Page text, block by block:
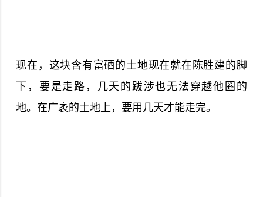
现在，这块含有富硒的土地现在就在陈胜建的脚
下，要是走路，几天的跋涉也无法穿越他圈的
地。在广袤的土地上，要用几天才能走完。